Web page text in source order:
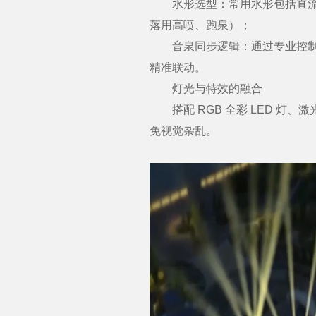
水形选型：常用水形包括直流
落用高喷、跑泉）；
音泉同步逻辑：通过专业控制
精准联动。
灯光与特效的融合
搭配 RGB 全彩 LED 灯、激光
免视觉杂乱。